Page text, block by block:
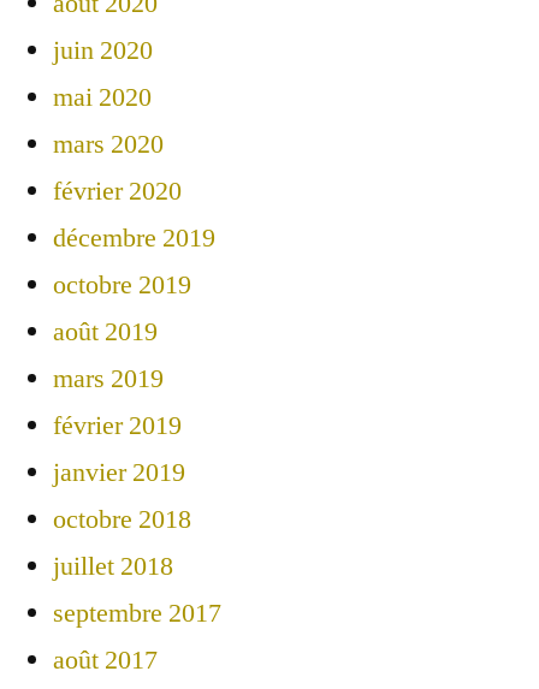
juin 2020
mai 2020
mars 2020
février 2020
décembre 2019
octobre 2019
août 2019
mars 2019
février 2019
janvier 2019
octobre 2018
juillet 2018
septembre 2017
août 2017